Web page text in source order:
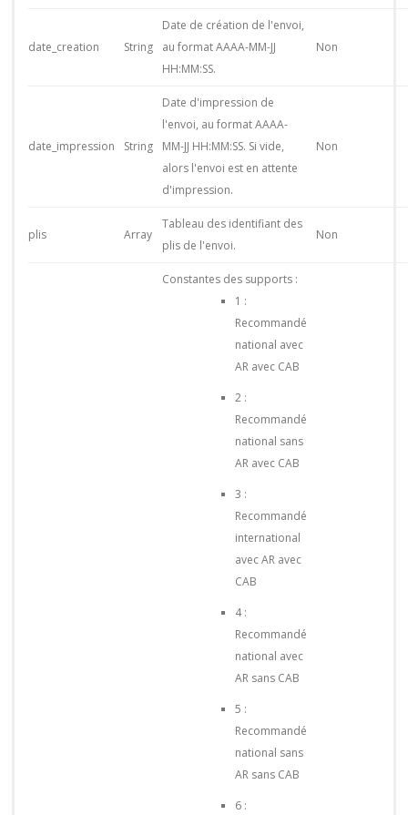
date_creation String
Date de création de l'envoi,
au format AAAA-MM-JJ
HH:MM:SS.
Non
date_impression String
Date d'impression de
l'envoi, au format AAAA-
MM-JJ HH:MM:SS. Si vide,
alors l'envoi est en attente
d'impression.
Non
plis Array
Tableau des identifiant des
plis de l'envoi.
Non
Constantes des supports :
1 :
Recommandé
national avec
AR avec CAB
2 :
Recommandé
national sans
AR avec CAB
3 :
Recommandé
international
avec AR avec
CAB
4 :
Recommandé
national avec
AR sans CAB
5 :
Recommandé
national sans
AR sans CAB
6 :